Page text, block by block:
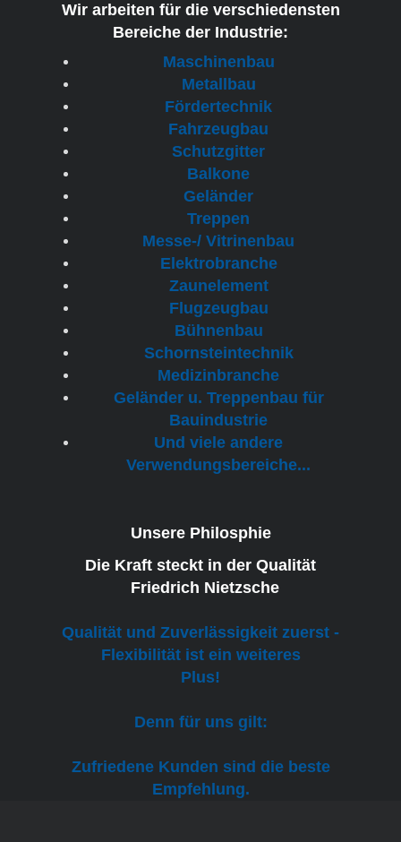
Wir arbeiten für die verschiedensten
Bereiche der Industrie:
Maschinenbau
Metallbau
Fördertechnik
Fahrzeugbau
Schutzgitter
Balkone
Geländer
Treppen
Messe-/ Vitrinenbau
Elektrobranche
Zaunelement
Flugzeugbau
Bühnenbau
Schornsteintechnik
Medizinbranche
Geländer u. Treppenbau für
Bauindustrie
Und viele andere
Verwendungsbereiche...
Unsere Philosphie
Die Kraft steckt in der Qualität
Friedrich Nietzsche
Qualität und Zuverlässigkeit zuerst -
Flexibilität ist ein weiteres
Plus!
Denn für uns gilt:
Zufriedene Kunden sind die beste
Empfehlung.